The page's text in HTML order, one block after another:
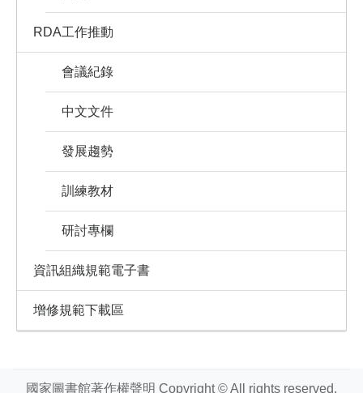
RDA工作推動
會議紀錄
中文文件
發展趨勢
訓練教材
研討專欄
資訊組織規範電子書
增修規範下載區
國家圖書館著作權聲明 Copyright © All rights reserved.